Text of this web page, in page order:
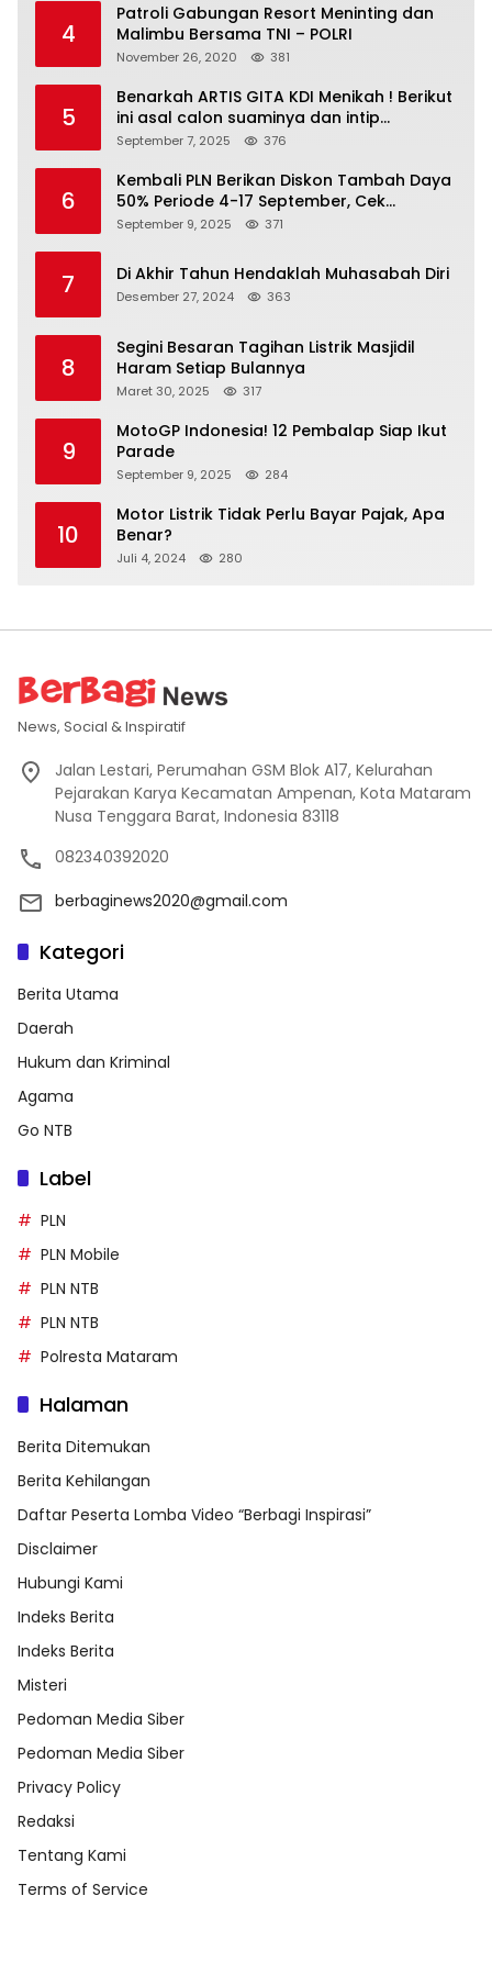
4
Patroli Gabungan Resort Meninting dan
Malimbu Bersama TNI – POLRI
November 26, 2020 381
5
Benarkah ARTIS GITA KDI Menikah ! Berikut
ini asal calon suaminya dan intip
undangannya
September 7, 2025 376
6
Kembali PLN Berikan Diskon Tambah Daya
50% Periode 4-17 September, Cek
Ketentuannya!
September 9, 2025 371
7 Di Akhir Tahun Hendaklah Muhasabah Diri
Desember 27, 2024 363
8
Segini Besaran Tagihan Listrik Masjidil
Haram Setiap Bulannya
Maret 30, 2025 317
9
MotoGP Indonesia! 12 Pembalap Siap Ikut
Parade
September 9, 2025 284
10
Motor Listrik Tidak Perlu Bayar Pajak, Apa
Benar?
Juli 4, 2024 280
News, Social & Inspiratif
Jalan Lestari, Perumahan GSM Blok A17, Kelurahan
Pejarakan Karya Kecamatan Ampenan, Kota Mataram
Nusa Tenggara Barat, Indonesia 83118
082340392020
berbaginews2020@gmail.com
Kategori
Berita Utama
Daerah
Hukum dan Kriminal
Agama
Go NTB
Label
PLN
PLN Mobile
PLN NTB
PLN NTB
Polresta Mataram
Halaman
Berita Ditemukan
Berita Kehilangan
Daftar Peserta Lomba Video “Berbagi Inspirasi”
Disclaimer
Hubungi Kami
Indeks Berita
Indeks Berita
Misteri
Pedoman Media Siber
Pedoman Media Siber
Privacy Policy
Redaksi
Tentang Kami
Terms of Service